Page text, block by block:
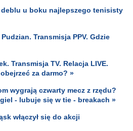
u boku najlepszego tenisisty
Transmisja PPV. Gdzie
Transmisja TV. Relacja LIVE.
za darmo? »
wygrają czwarty mecz z rzędu?
- lubuje się w tie - breakach »
włączył się do akcji